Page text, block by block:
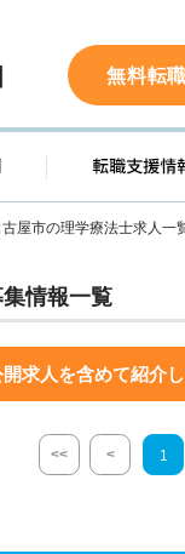
0120-941-651 無料転
転職成功事例
屋市の理学療法士求人一
情報一覧
求人を含めて紹介
<< < 1